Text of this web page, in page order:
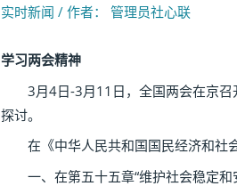
实时新闻 / 作者： 管理员社心联
学习两会精神
3月4日-3月11日，全国两会在京召
探讨。
在《中华人民共和国国民经济和社会
一、在第五十五章“维护社会稳定和安